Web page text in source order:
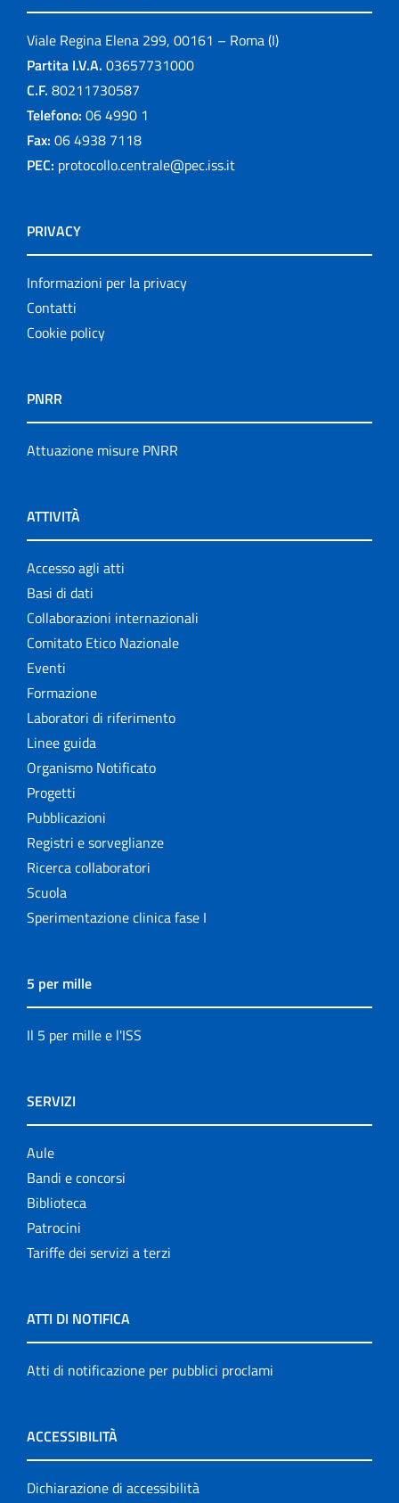
Viale Regina Elena 299, 00161 – Roma (I)
Partita I.V.A. 03657731000
C.F. 80211730587
Telefono: 06 4990 1
Fax: 06 4938 7118
PEC: protocollo.centrale@pec.iss.it
PRIVACY
Informazioni per la privacy
Contatti
Cookie policy
PNRR
Attuazione misure PNRR
ATTIVITÀ
Accesso agli atti
Basi di dati
Collaborazioni internazionali
Comitato Etico Nazionale
Eventi
Formazione
Laboratori di riferimento
Linee guida
Organismo Notificato
Progetti
Pubblicazioni
Registri e sorveglianze
Ricerca collaboratori
Scuola
Sperimentazione clinica fase I
5 per mille
Il 5 per mille e l'ISS
SERVIZI
Aule
Bandi e concorsi
Biblioteca
Patrocini
Tariffe dei servizi a terzi
ATTI DI NOTIFICA
Atti di notificazione per pubblici proclami
ACCESSIBILITÀ
Dichiarazione di accessibilità